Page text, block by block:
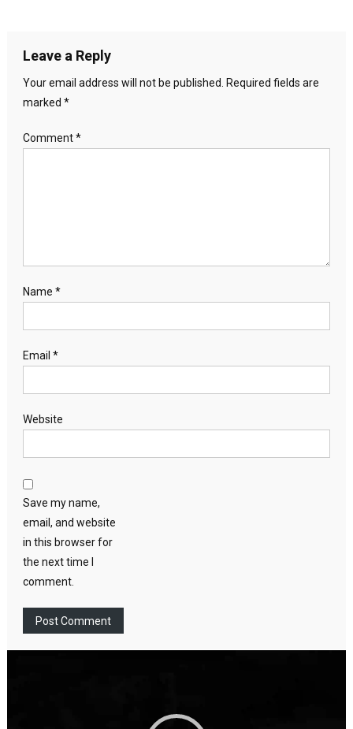
Leave a Reply
Your email address will not be published.
Required fields are
marked *
Comment*
Name *
Email *
Website
Save my name,
email, and website
in this browser for
the next time I
comment.